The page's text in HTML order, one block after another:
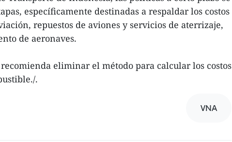
específicamente destinadas a respaldar los costos
repuestos de aviones y servicios de aterrizaje,
de aeronaves.
eliminar el método para calcular los costos
.
VNA